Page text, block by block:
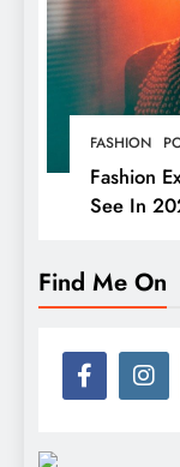
FASHION
Fashion
See In
Find Me On